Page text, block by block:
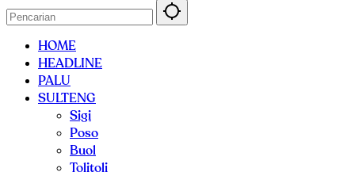
HOME
HEADLINE
PALU
SULTENG
Sigi
Poso
Buol
Tolitoli